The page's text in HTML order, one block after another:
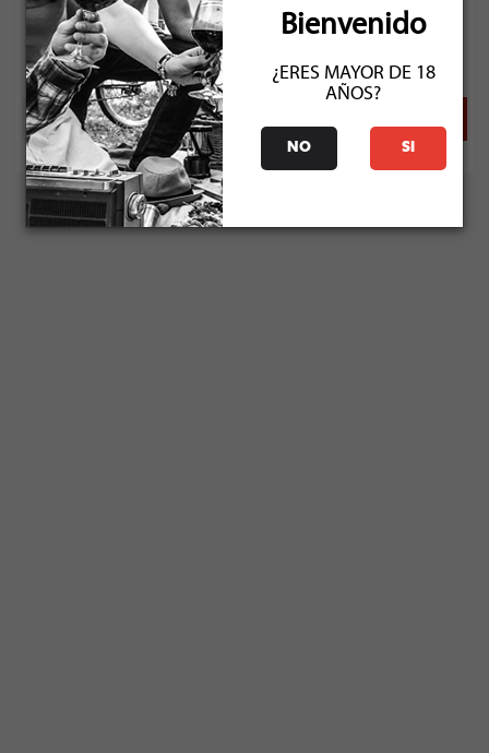
Socio: $26.541
Normal: $29.490
Stock: 2
Bienvenido
¿ERES MAYOR DE 18
AÑOS?
NO SI